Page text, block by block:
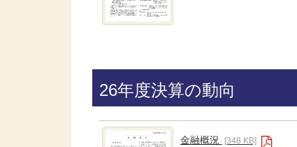
26年度決算の動向
金融概況 [348 KB]